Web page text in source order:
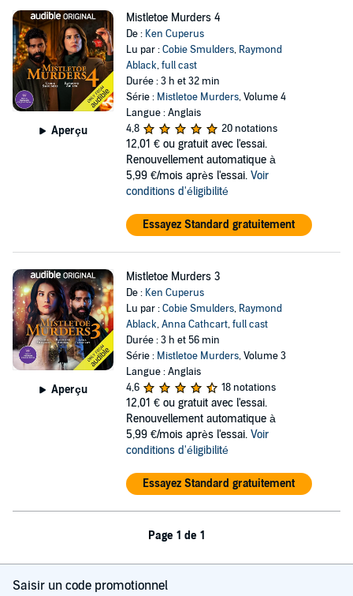
Aperçu
Mistletoe Murders 4
De : Ken Cuperus
Lu par :Cobie Smulders, Raymond
Ablack,full cast
Durée : 3 h et 32 min
Série : Mistletoe Murders, Volume 4
Langue : Anglais
4,8
20 notations
12,01 € ou gratuit avec l'essai.
Renouvellement automatique à
5,99 €/mois après l'essai. Voir
conditions d'éligibilité
Essayez Standard gratuitement
Aperçu
Mistletoe Murders 3
De : Ken Cuperus
Lu par :Cobie Smulders, Raymond
Ablack,Anna Cathcart,full cast
Durée : 3 h et 56 min
Série : Mistletoe Murders, Volume 3
Langue : Anglais
4,6
18 notations
12,01 € ou gratuit avec l'essai.
Renouvellement automatique à
5,99 €/mois après l'essai. Voir
conditions d'éligibilité
Essayez Standard gratuitement
Page 1 de 1
Saisir un code promotionnel